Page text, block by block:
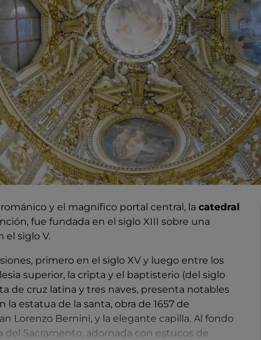
y el magnífico portal central, la catedral
fue fundada en el siglo XIII sobre una
el siglo V.
primero en el siglo XV y luego entre los
superior, la cripta y el baptisterio (del siglo
de cruz latina y tres naves, presenta notables
la estatua de la santa, obra de 1657 de
Lorenzo Bernini, y la elegante capilla. Al fondo
Sacramento, adornada con estucos de